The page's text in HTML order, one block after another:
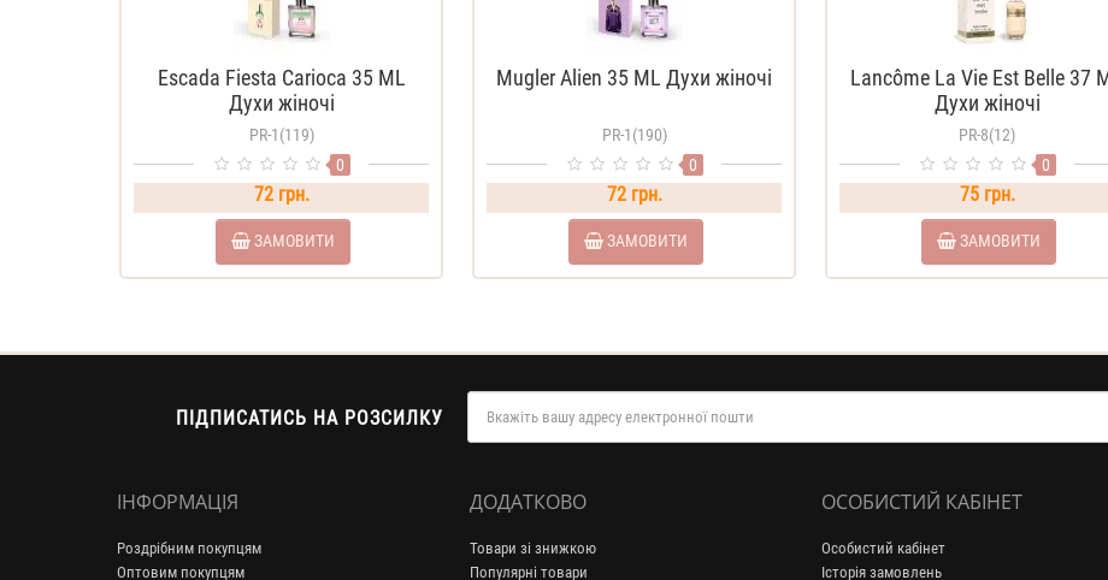
Escada Fiesta Carioca 35 ML
Духи жіночі
PR-1(119)
0
72 грн.
ЗАМОВИТИ
Mugler Alien 35 ML Духи жіночі
PR-1(190)
0
72 грн.
ЗАМОВИТИ
Lancôme La Vie Est Belle 37
Духи жіночі
PR-8(12)
0
75 грн.
ЗАМОВИТИ
ПІДПИСАТИСЬ НА РОЗСИЛКУ
ІНФОРМАЦІЯ
Роздрібним покупцям
Оптовим покупцям
ДОДАТКОВО
Товари зі знижкою
Популярні товари
ОСОБИСТИЙ КАБІНЕТ
Особистий кабінет
Історія замовлень